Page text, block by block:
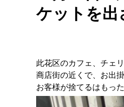
ケットを出
此花区のカフェ、 チェ
商店街の近くで、 お出
お客様が捨てるはもった